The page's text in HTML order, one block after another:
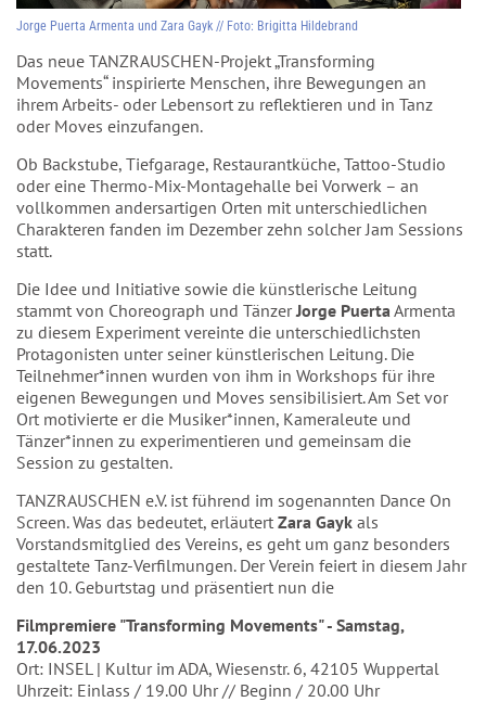
Jorge Puerta Armenta und Zara Gayk // Foto: Brigitta Hildebrand
Das neue TANZRAUSCHEN-Projekt „Transforming
Movements“ inspirierte Menschen, ihre Bewegungen an
ihrem Arbeits- oder Lebensort zu reflektieren und in Tanz
oder Moves einzufangen.
Ob Backstube, Tiefgarage, Restaurantküche, Tattoo-Studio
oder eine Thermo-Mix-Montagehalle bei Vorwerk – an
vollkommen andersartigen Orten mit unterschiedlichen
Charakteren fanden im Dezember zehn solcher Jam Sessions
statt.
Die Idee und Initiative sowie die künstlerische Leitung
stammt von Choreograph und TänzerJorge Puerta Armenta
zu diesem Experiment vereinte die unterschiedlichsten
Protagonisten unter seiner künstlerischen Leitung. Die
Teilnehmer*innen wurden von ihm in Workshops für ihre
eigenen Bewegungen und Moves sensibilisiert. Am Set vor
Ort motivierte er die Musiker*innen, Kameraleute und
Tänzer*innen zu experimentieren und gemeinsam die
Session zu gestalten.
TANZRAUSCHEN e.V. ist führend im sogenannten Dance On
Screen. Was das bedeutet, erläutert Zara Gayk als
Vorstandsmitglied des Vereins, es geht um ganz besonders
gestaltete Tanz-Verfilmungen. Der Verein feiert in diesem Jahr
den 10. Geburtstag und präsentiert nun die
Filmpremiere "Transforming Movements" - Samstag,
17.06.2023
Ort: INSEL | Kultur im ADA, Wiesenstr. 6, 42105 Wuppertal
Uhrzeit: Einlass / 19.00 Uhr // Beginn / 20.00 Uhr